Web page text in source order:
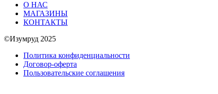
О НАС
МАГАЗИНЫ
КОНТАКТЫ
©Изумруд 2025
Политика конфиденциальности
Договор-оферта
Пользовательские соглашения